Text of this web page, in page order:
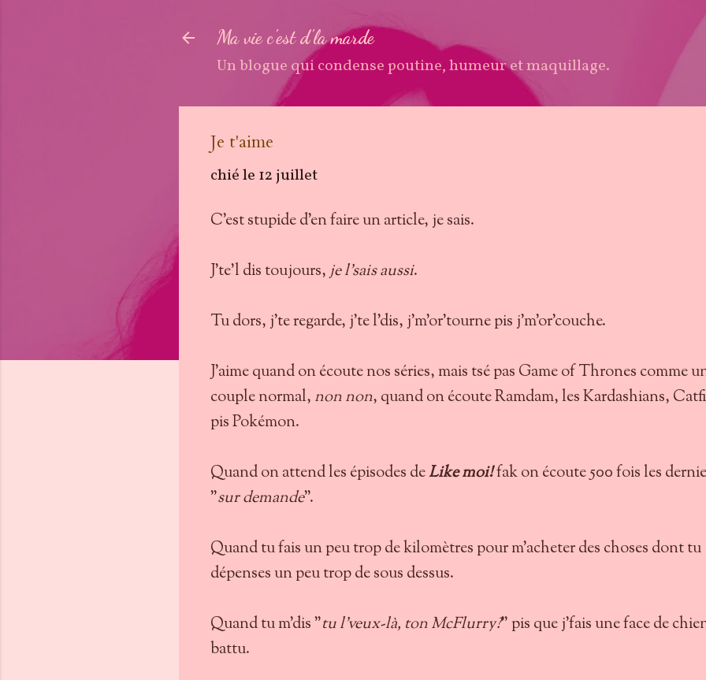
Ma vie c'est d'la marde
Un blogue qui condense poutine, humeur et maquillage.
Je t'aime
chié le 12 juillet
C'est stupide d'en faire un article, je sais.
J'te'l dis toujours,je l'sais aussi.
Tu dors, j'te regarde, j'te l'dis, j'm'or'tourne pis j'm'or'couche.
J'aime quand on écoute nos séries, mais tsé pas Game of Thrones comme
couple normal, non non, quand on écoute Ramdam, les Kardashians,
pis Pokémon.
Quand on attend les épisodes deLike moi!fak on écoute 500 fois les
"sur demande".
Quand tu fais un peu trop de kilomètres pour m'acheter des choses dont tu
dépenses un peu trop de sous dessus.
Quand tu m'dis "tu l'veux-là, ton McFlurry?" pis que j'fais une face de
battu.